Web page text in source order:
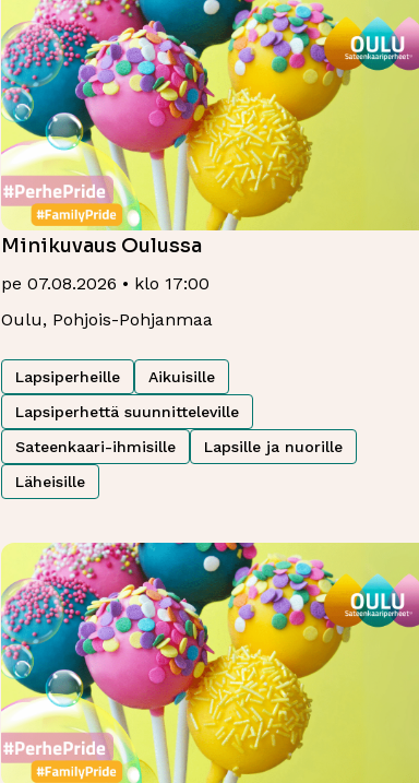
Minikuvaus Oulussa
pe 07.08.2026 • klo 17:00
Oulu, Pohjois-Pohjanmaa
Lapsiperheille
Aikuisille
Lapsiperhettä suunnitteleville
Sateenkaari-ihmisille
Lapsille ja nuorille
Läheisille